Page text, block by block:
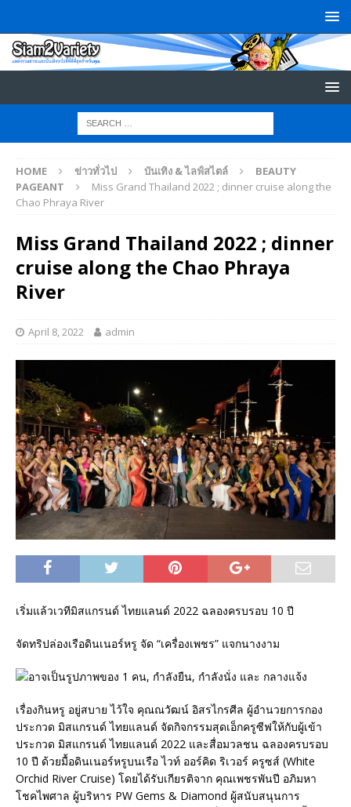
HOME ข่าวทั่วไป บันเทิง & ไลฟ์สไตล์
BEAUTY
PAGEANT
Miss Grand Thailand 2022 ; dinner cruise along the
Chao Phraya River
Miss Grand Thailand 2022 ; dinner
cruise along the Chao Phraya
River
April 8, 2022 admin
เริ่มแล้วเวทีมิสแกรนด์ ไทยแลนด์ 2022 ฉลองครบรอบ 10 ปี
จัดทริปล่องเรือดินเนอร์หรู จัด “เครื่องเพชร” แจกนางงาม
เรื่องกินหรู อยู่สบาย ไว้ใจ คุณณวัฒน์ อิสรไกรศีล ผู้อำนวยการกอง
ประกวด มิสแกรนด์ ไทยแลนด์ จัดกิจกรรมสุดเอ็กครูซีฟให้กับผู้เข้า
ประกวด มิสแกรนด์ ไทยแลนด์ 2022 และสื่อมวลชน ฉลองครบรอบ
10 ปี ด้วยมื้อดินเนอร์หรูบนเรือ ไวท์ ออร์คิด ริเวอร์ ครูซส์ (White
Orchid River Cruise) โดยได้รับเกียรติจาก คุณเพชรพันปี อภิมหา
โชคไพศาล ผู้บริหาร PW Gems & Diamond ผู้สนับสนุนการ